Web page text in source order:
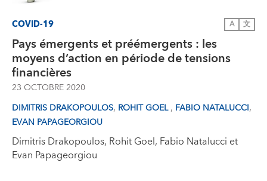
COVID-19 A 文
Pays émergents et préémergents : les
moyens d’action en période de tensions
financières
23 OCTOBRE 2020
DIMITRIS DRAKOPOULOS, ROHIT GOEL, FABIO NATALUCCI,
EVAN PAPAGEORGIOU
Dimitris Drakopoulos, Rohit Goel, Fabio Natalucci et
Evan Papageorgiou